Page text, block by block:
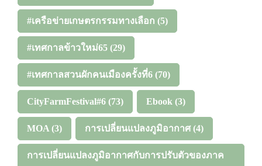
#เครือข่ายเกษตรกรรมทางเลือก (5)
#เทศกาลข้าวใหม่65 (29)
#เทศกาลสวนผักคนเมืองครั้งที่6 (70)
CityFarmFestival#6 (73) Ebook (3)
MOA(3) การเปลี่ยนแปลงภูมิอากาศ(4)
การเปลี่ยนแปลงภูมิอากาศกับการปรับตัวของภาค